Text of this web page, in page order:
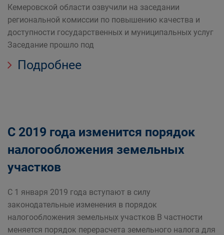
Кемеровской области озвучили на заседании
региональной комиссии по повышению качества и
доступности государственных и муниципальных услуг
Заседание прошло под
Подробнее
С 2019 года изменится порядок
налогообложения земельных
участков
С 1 января 2019 года вступают в силу
законодательные изменения в порядок
налогообложения земельных участков В частности
меняется порядок перерасчета земельного налога для